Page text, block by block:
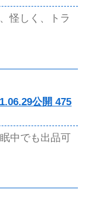
怪しく、トラ
公開 475
中でも出品可